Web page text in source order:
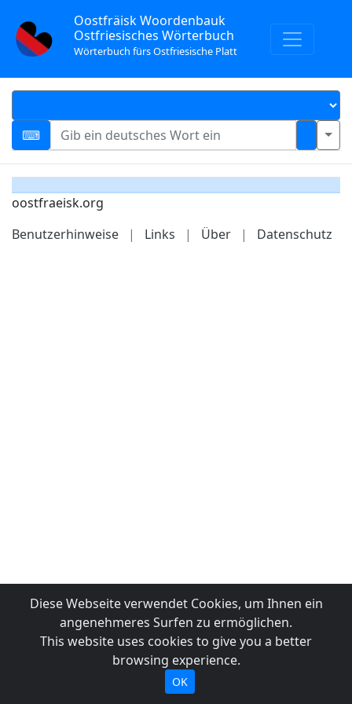
Oostfräisk Woordenbauk
Ostfriesisches Wörterbuch
Wörterbuch fürs Ostfriesische Platt
oostfraeisk.org
Benutzerhinweise
| Links | Über | Datenschutz
Diese Webseite verwendet Cookies, um Ihnen ein
angenehmeres Surfen zu ermöglichen.
This website uses cookies to give you a better
browsing experience.
OK